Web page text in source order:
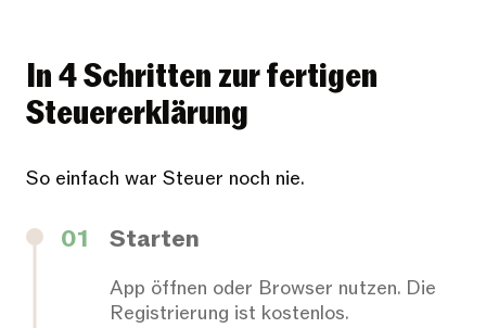
In 4 Schritten zur fertigen
Steuererklärung
So einfach war Steuer noch nie.
01 Starten
App öffnen oder Browser nutzen. Die
Registrierung ist kostenlos.